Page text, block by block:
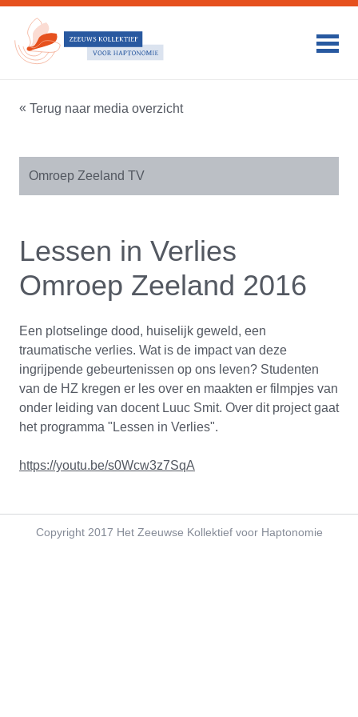
HOME
WAT WIJ DOEN
HULPVERLENING
DUURZAAMHEID
VERGOEDINGEN
ONDERZOEK & PUBLICATIE
Terug naar media overzicht
Omroep Zeeland TV
Lessen in Verlies
Omroep Zeeland 2016
Een plotselinge dood, huiselijk geweld, een
traumatische verlies. Wat is de impact van deze
ingrijpende gebeurtenissen op ons leven? Studenten
van de HZ kregen er les over en maakten er filmpjes van
onder leiding van docent Luuc Smit. Over dit project gaat
het programma "Lessen in Verlies".
https://youtu.be/s0Wcw3z7SqA
Copyright 2017 Het Zeeuwse Kollektief voor Haptonomie